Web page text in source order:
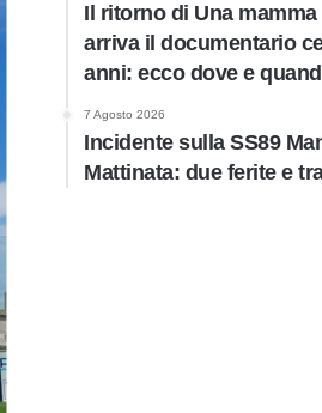
Il ritorno di Una mamma
arriva il documentario
anni: ecco dove e
7 Agosto 2026
Incidente sulla SS89
Mattinata: due ferite e